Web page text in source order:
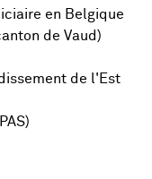
en Belgique
de Vaud)
de l'Est